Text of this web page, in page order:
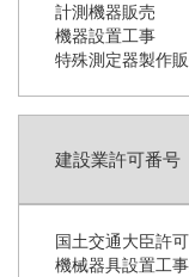
計測機器販売
機器設置工事
特殊測定器製作
建設業許可番号
国土交通大臣
機械器具設置工